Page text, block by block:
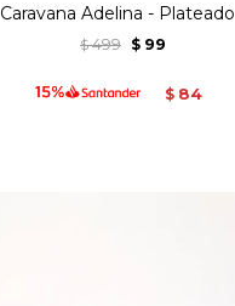
Caravana Adelina - Plateado
$ 499 $ 99
$ 84